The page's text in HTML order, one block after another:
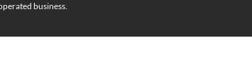
business.